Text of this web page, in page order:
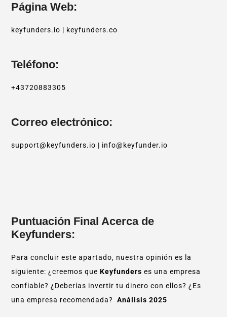
Página Web:
keyfunders.io | keyfunders.co
Teléfono:
+43720883305
Correo electrónico:
support@keyfunders.io | info@keyfunder.io
Puntuación Final Acerca de
Keyfunders:
Para concluir este apartado, nuestra opinión es la
siguiente: ¿creemos que Keyfunders es una empresa
confiable? ¿Deberías invertir tu dinero con ellos? ¿Es
una empresa recomendada? Análisis 2025